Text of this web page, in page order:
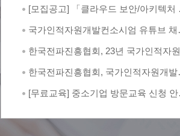
[모집공고] 「클라우드 보안/아키텍처
국가인적자원개발컨소시엄 유튜브 채
한국전파진흥협회, 23년 국가인적자
례 2관왕
한국전파진흥협회, 국가인적자원개발
[무료교육] 중소기업 방문교육 신청 안